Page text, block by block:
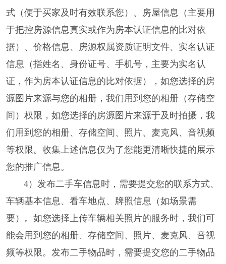
式（便于买家及时有效联系您）、房屋信息（主要用
于把控房源信息真实或作为房本认证信息的比对依
据）、价格信息、房源权属资质证明文件、实名认证
信息（指姓名、身份证号、手机号，主要为实名认
证，作为房本认证信息的比对依据），如您选择的房
源图片来源与您的相册，我们用到您的相册（存储空
间）权限，如您选择的房源图片来源于及时拍摄，我
们用到您的相册、存储空间、照片、麦克风、音视频
等权限。收集上述信息仅为了您能更清晰快捷的展示
您的推广信息。
4）发布二手车信息时，需要提交您的联系方式、
车辆基本信息、看车地点、牌照信息（如场景需
要）。如您选择上传车辆相关照片的服务时，我们可
能会用到您的相册、存储空间、照片、麦克风、音视
频等权限。发布二手物品时，需要提交您的二手物品